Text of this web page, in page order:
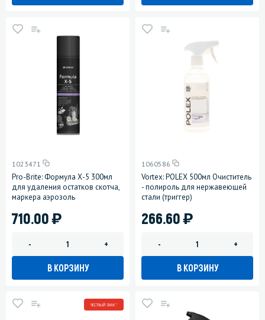
1023471
Pro-Brite: Формула Х-5 300мл
для удаления остатков скотча,
маркера аэрозоль
710.00)
- +
В КОРЗИНУ
1060586
Vortex: POLEX 500мл Очиститель
- полироль для нержавеющей
стали (триггер)
266.60)
- +
В КОРЗИНУ
ЧЕСТНЫЙ ЗНАК *